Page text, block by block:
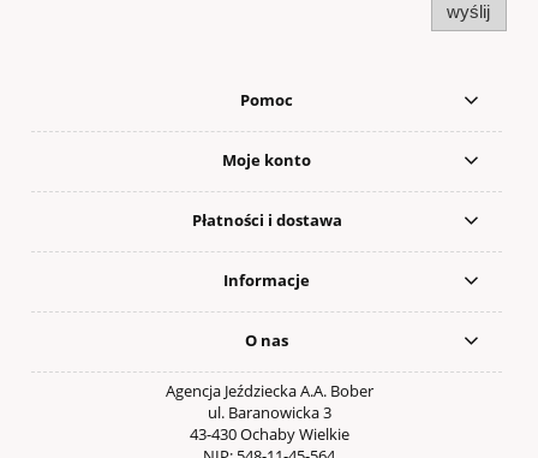
wyślij
Pomoc
Moje konto
Płatności i dostawa
Informacje
O nas
Agencja Jeździecka A.A. Bober
ul. Baranowicka 3
43-430 Ochaby Wielkie